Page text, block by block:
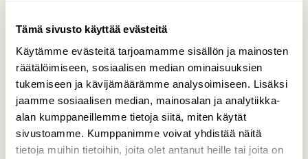
Tämä sivusto käyttää evästeitä
Käytämme evästeitä tarjoamamme sisällön ja mainosten
räätälöimiseen, sosiaalisen median ominaisuuksien
tukemiseen ja kävijämäärämme analysoimiseen. Lisäksi
jaamme sosiaalisen median, mainosalan ja analytiikka-
alan kumppaneillemme tietoja siitä, miten käytät
sivustoamme. Kumppanimme voivat yhdistää näitä
tietoja muihin tietoihin, joita olet antanut heille tai joita on
Varpuspöllö katselee valppaana
linnunruokinta paikalla
Kuvaaja: Leena Rissanen
Kilpailun etusivulle